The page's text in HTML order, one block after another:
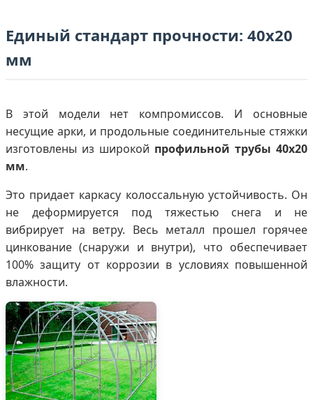
Единый стандарт прочности: 40х20
мм
В этой модели нет компромиссов. И основные
несущие арки, и продольные соединительные стяжки
изготовлены из широкой профильной трубы 40х20
мм.
Это придает каркасу колоссальную устойчивость. Он
не деформируется под тяжестью снега и не
вибрирует на ветру. Весь металл прошел горячее
цинкование (снаружи и внутри), что обеспечивает
100% защиту от коррозии в условиях повышенной
влажности.